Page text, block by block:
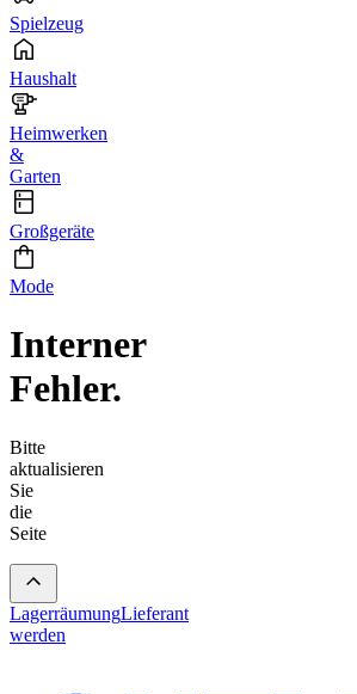
Spielzeug
Haushalt
Heimwerken
&
Garten
Großgeräte
Mode
Interner
Fehler.
Bitte
aktualisieren
Sie
die
Seite
LagerräumungLieferant
werden